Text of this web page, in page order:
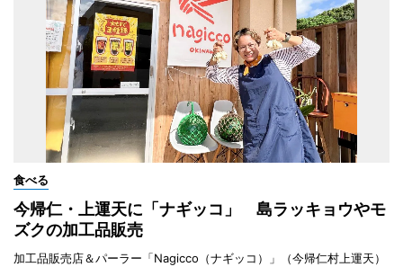
食べる
今帰仁・上運天に「ナギッコ」 島ラッキョウやモ
ズクの加工品販売
加工品販売店＆パーラー「Nagicco（ナギッコ）」（今帰仁村上運天）